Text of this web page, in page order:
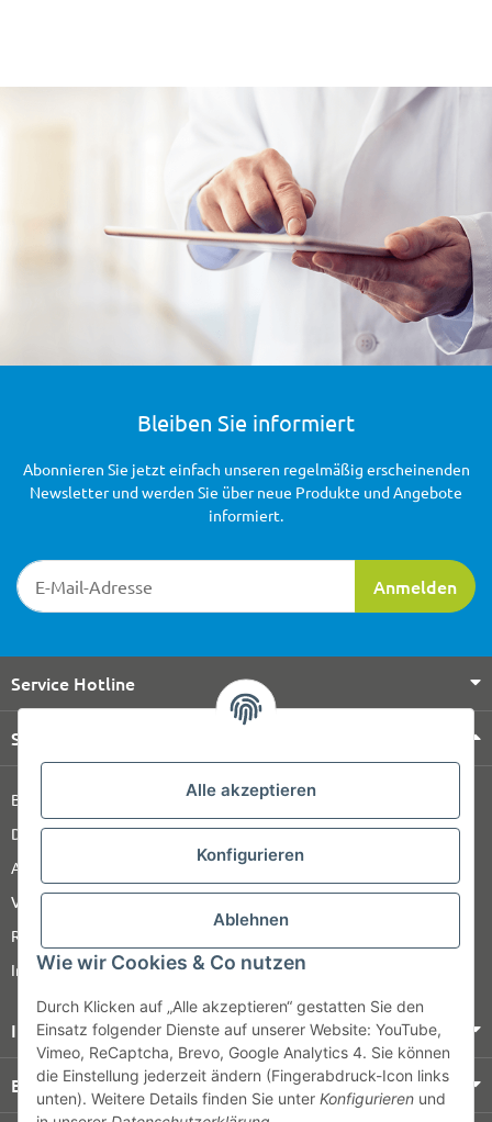
Alle akzeptieren
Konfigurieren
Ablehnen
Wie wir Cookies & Co nutzen
Durch Klicken auf „Alle akzeptieren“ gestatten Sie den
Einsatz folgender Dienste auf unserer Website: YouTube,
Vimeo, ReCaptcha, Brevo, Google Analytics 4. Sie können
die Einstellung jederzeit ändern (Fingerabdruck-Icon links
unten). Weitere Details finden Sie unter Konfigurieren und
Bleiben Sie informiert
Newsletter-Registrierung
Anmelden
Abonnieren Sie jetzt einfach unseren regelmäßig erscheinenden
Newsletter und werden Sie über neue Produkte und Angebote
informiert.
Service Hotline
Shop Service
Barrierefreiheitserklärung
Datenschutz
AGB
Versandinformationen
Retour
Impressum
Informationen
Bezahlung & Versand